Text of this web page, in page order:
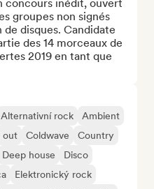
concours inédit, ouvert
groupes non signés
disques. Candidate
des 14 morceaux de
2019 en tant que
Alternativní rock
Ambient
out Coldwave
Country
Deep house
Disco
Elektronický rock